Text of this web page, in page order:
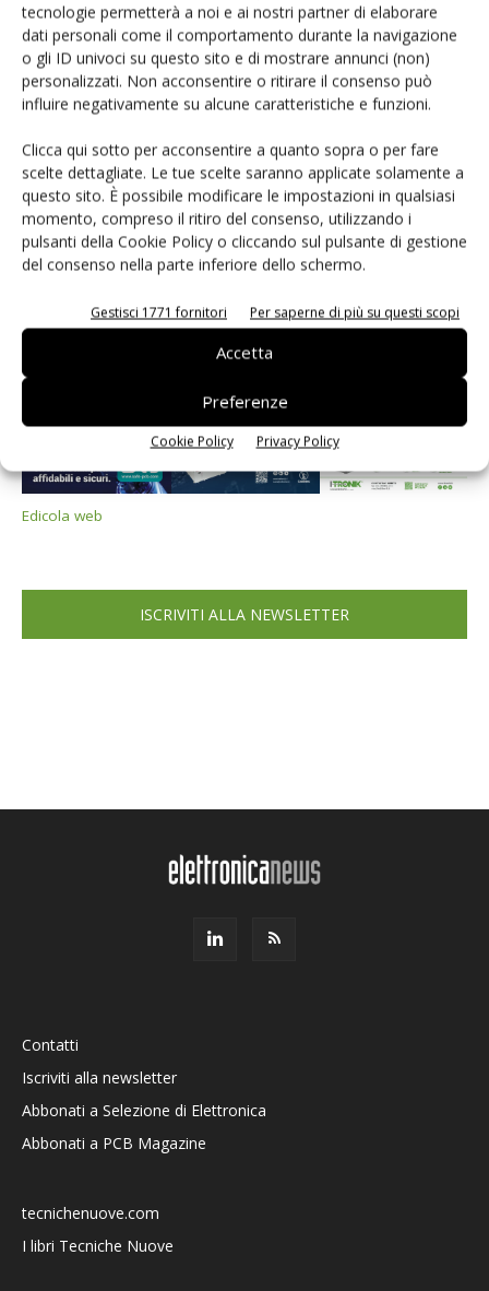
tecnologie permetterà a noi e ai nostri partner di elaborare
dati personali come il comportamento durante la navigazione
o gli ID univoci su questo sito e di mostrare annunci (non)
personalizzati. Non acconsentire o ritirare il consenso può
influire negativamente su alcune caratteristiche e funzioni.
Clicca qui sotto per acconsentire a quanto sopra o per fare
scelte dettagliate. Le tue scelte saranno applicate solamente a
questo sito. È possibile modificare le impostazioni in qualsiasi
momento, compreso il ritiro del consenso, utilizzando i
pulsanti della Cookie Policy o cliccando sul pulsante di gestione
del consenso nella parte inferiore dello schermo.
Gestisci 1771 fornitori Per saperne di più su questi scopi
Accetta
Preferenze
Cookie Policy Privacy Policy
Edicola web
PCB Magazine
Edicola web
ISCRIVITI ALLA NEWSLETTER
Contatti
Iscriviti alla newsletter
Abbonati a Selezione di Elettronica
Abbonati a PCB Magazine
tecnichenuove.com
I libri Tecniche Nuove